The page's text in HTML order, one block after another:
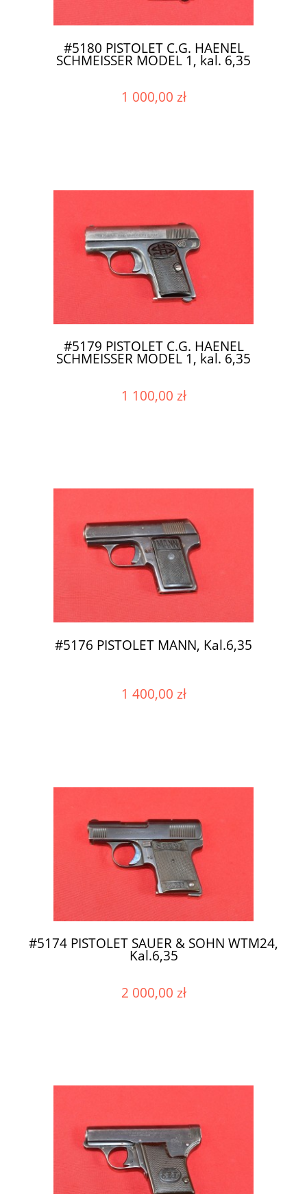
#5180 PISTOLET C.G. HAENEL
SCHMEISSER MODEL 1, kal. 6,35
1 000,00 zł
#5179 PISTOLET C.G. HAENEL
SCHMEISSER MODEL 1, kal. 6,35
1 100,00 zł
#5176 PISTOLET MANN, Kal.6,35
1 400,00 zł
#5174 PISTOLET SAUER & SOHN WTM24,
Kal.6,35
2 000,00 zł